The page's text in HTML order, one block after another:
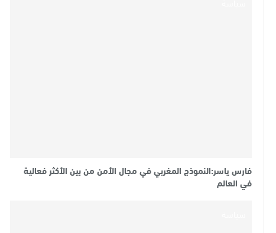
فارس ياسر:النموذج المغربي في مجال الأمن من بين الأكثر فعالية
في العالم